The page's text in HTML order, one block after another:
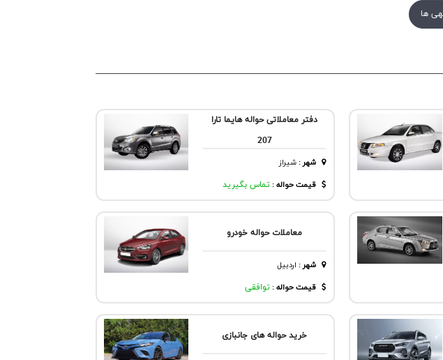
ها
دفتر معاملاتی حواله هایما تارا
207
شهر :شيراز
قیمت حواله : تماس بگیرید
معاملات حواله خودرو
شهر : اردبيل
قیمت حواله : توافقی
خرید حواله های جانبازی